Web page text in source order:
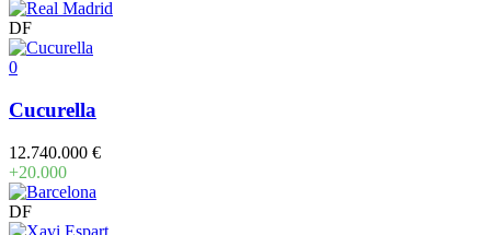
DF
0
Cucurella
12.740.000 €
+20.000
DF